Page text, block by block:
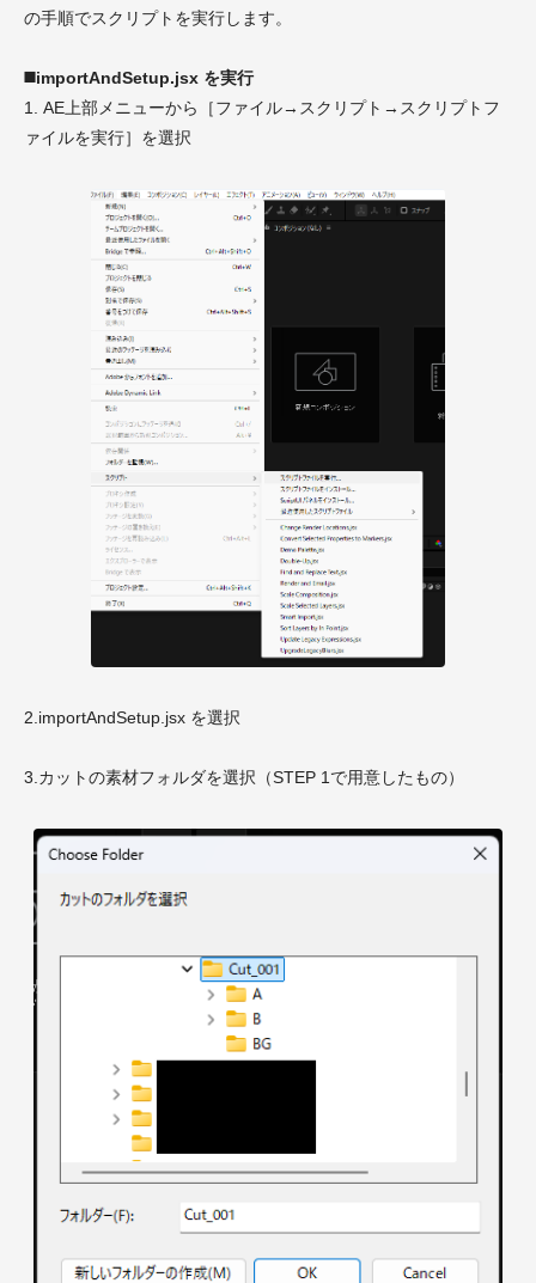
の手順でスクリプトを実行します。
◼️importAndSetup.jsx を実行
1. AE上部メニューから［ファイル→スクリプト→スクリプトフ
ァイルを実行］を選択
2.importAndSetup.jsx を選択
3.カットの素材フォルダを選択（STEP 1で用意したもの）